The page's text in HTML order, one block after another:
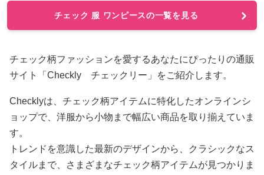
チェック 服 ワンピースの一覧を見る
チェック柄ファッションを愛するあなたにぴったりの通販
サイト「Checkly チェックリー」をご紹介します。
Checklyは、チェック柄アイテムに特化したオンラインシ
ョップで、洋服から小物まで幅広い商品を取り揃えていま
す。
トレンドを意識した最新のデザインから、クラシックなス
タイルまで、さまざまなチェック柄アイテムが見つかりま